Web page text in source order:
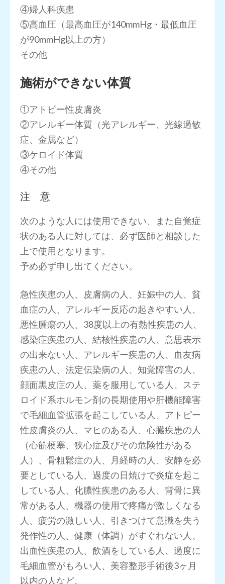
④婦人科疾患
⑤高血圧（最高血圧が140mmHg・最低血圧
が90mmHg以上の方）
その他
施術ができない体質
①アトピー性皮膚炎
②アレルギー体質（光アレルギー、光線過敏
症、金属など）
③ケロイド体質
④その他
注 意
次のような人には使用できない、また自覚症
状のある人に対しては、必ず医師と相談した
上で使用となります。
予め必ず申し出てください。
急性疾患の人、皮膚病の人、妊娠中の人、貧
血症の人、アレルギー反応の起きやすい人、
悪性腫瘍の人、38度以上の有熱性疾患の人、
感染症疾患の人、結核性疾患の人、意思表示
の出来ない人、アレルギー疾患の人、血友病
疾患の人、法定伝染病の人、知覚障害の人、
顔面黒皮症の人、薬を服用している人、ステ
ロイド系ホルモン剤の長期使用や肝機能障害
で毛細血管拡張を起こしている人、アトピー
性皮膚炎の人、マヒのある人、心臓疾患の人
（心筋梗塞、狭心症及びその危険性がある
人）、骨粗鬆症の人、月経時の人、安静を必
要としている人、過度の日焼けで炎症を起こ
している人、化膿性疾患のある人、背骨に異
常がある人、機器の使用で疼痛が激しくなる
人、疲労の激しい人、引きつけて意識を失う
発作性の人、健康（体調）がすぐれない人、
出血性疾患の人、飲酒をしている人、過度に
毛細血管がもろい人、美容整形手術後3ヶ月
以内の人など。